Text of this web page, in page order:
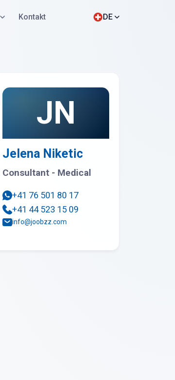
Kontakt DE
JN
Jelena Niketic
Consultant - Medical
+41 76 501 80 17
+41 44 523 15 09
info@joobzz.com